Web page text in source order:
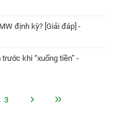
định kỳ? [Giải đáp] -
khi “xuống tiền” -
3